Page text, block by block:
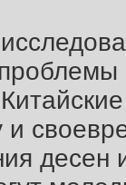
и
десен